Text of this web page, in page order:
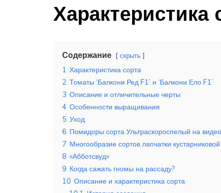
Характеристика
Содержание скрыть
1 Характеристика сорта
2 Томаты ‘Балкони Ред F1’ и ‘Балкони Ело F1’
3 Описание и отличительные черты
4 Особенности выращивания
5 Уход
6 Помидоры сорта Ультраскороспелый на видео
7 Многообразие сортов лапчатки
8 «Абботсвуд»
9 Когда сажать гномы на рассаду?
10 Описание и характеристика сорта